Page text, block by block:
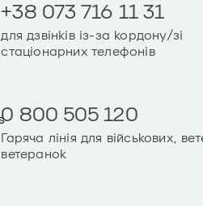
+38 073 716 11 31
для дзвінків із-за кордону/зі
стаціонарних телефонів
0 800 505 120
Гаряча лінія для військових,
ветеранок